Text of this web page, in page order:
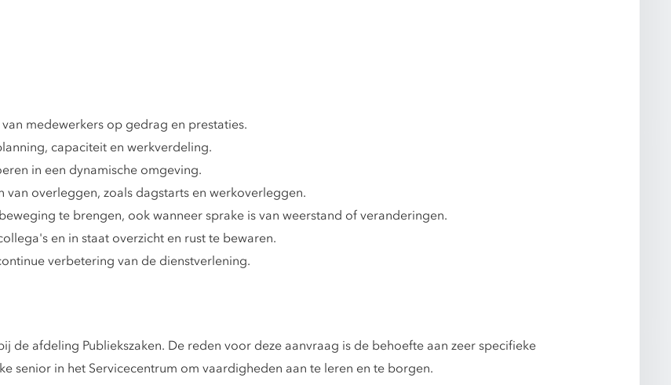
medewerkers op gedrag en prestaties.
capaciteit en werkverdeling.
in een dynamische omgeving.
overleggen, zoals dagstarts en werkoverleggen.
te brengen, ook wanneer sprake is van weerstand of veranderingen.
en in staat overzicht en rust te bewaren.
verbetering van de dienstverlening.
de afdeling Publiekszaken. De reden voor deze aanvraag is de behoefte aan zeer specifieke
senior in het Servicecentrum om vaardigheden aan te leren en te borgen.